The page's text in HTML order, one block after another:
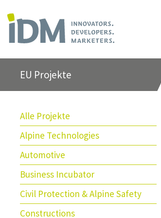
EU Projekte
Alle Projekte
Alpine Technologies
Automotive
Business Incubator
Civil Protection & Alpine Safety
Constructions